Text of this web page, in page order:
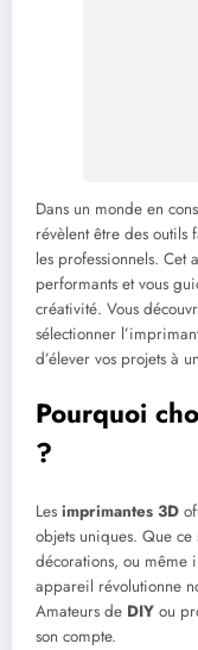
Dans un monde en
révèlent être des outils
les professionnels. Cet
performants et vous
créativité. Vous
sélectionner
d’élever vos projets à
Pourquoi
?
Les imprimantes 3D
objets uniques. Que
décorations, ou même
appareil révolutionne
Amateurs de DIY ou
son compte.